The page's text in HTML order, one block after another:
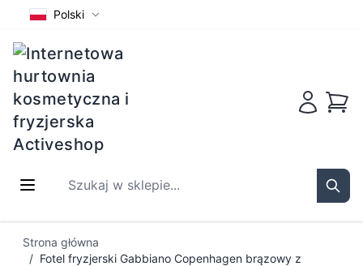
Polski
Szukaj w sklepie...
Strona główna
/ Fotel fryzjerski Gabbiano Copenhagen brązowy z